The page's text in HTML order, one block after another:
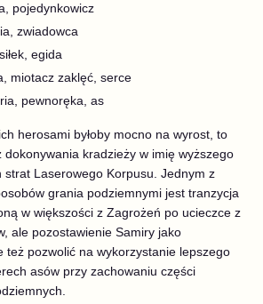
pojedynkowicz
zwiadowca
egida
miotacz zaklęć, serce
pewnoręka, as
herosami byłoby mocno na wyrost, to
kradzieży w imię wyższego
Laserowego Korpusu. Jednym z
grania podziemnymi jest tranzycja
w większości z Zagrożeń po ucieczce z
ale pozostawienie Samiry jako
też pozwolić na wykorzystanie lepszego
asów przy zachowaniu części